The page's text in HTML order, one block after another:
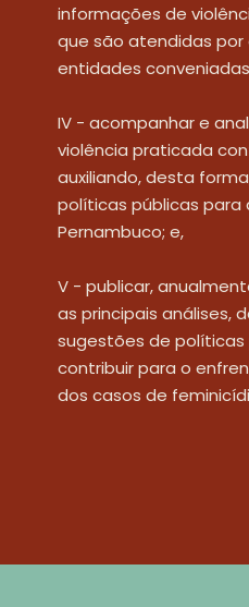
informações de
que são atendidas por
entidades
IV - acompanhar e
violência praticada
auxiliando, desta
políticas públicas para
Pernambuco; e,
V - publicar,
as principais análises,
sugestões de
contribuir para o
dos casos de